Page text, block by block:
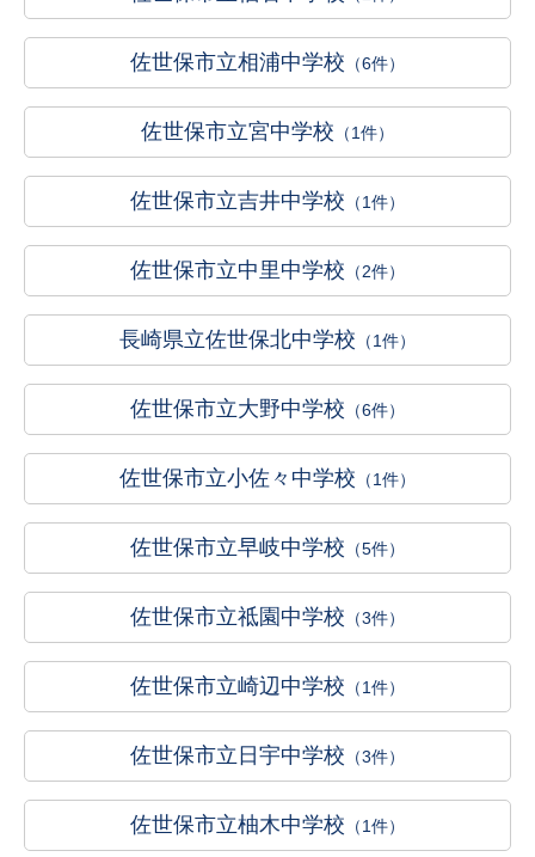
佐世保市立相浦中学校 （6件）
佐世保市立宮中学校 （1件）
佐世保市立吉井中学校 （1件）
佐世保市立中里中学校 （2件）
長崎県立佐世保北中学校 （1件）
佐世保市立大野中学校 （6件）
佐世保市立小佐々中学校 （1件）
佐世保市立早岐中学校 （5件）
佐世保市立祗園中学校 （3件）
佐世保市立崎辺中学校 （1件）
佐世保市立日宇中学校 （3件）
佐世保市立柚木中学校 （1件）